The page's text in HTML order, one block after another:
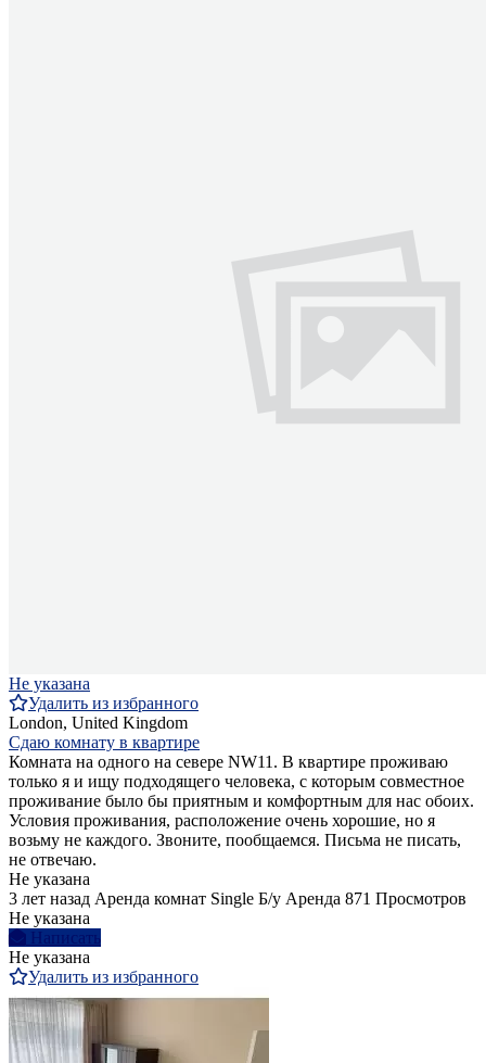
Не указана
Удалить из избранного
London, United Kingdom
Сдаю комнату в квартире
Комната на одного на севере NW11. В квартире проживаю
только я и ищу подходящего человека, с которым совместное
проживание было бы приятным и комфортным для нас обоих.
Условия проживания, расположение очень хорошие, но я
возьму не каждого. Звоните, пообщаемся. Письма не писать,
не отвечаю.
Не указана
3 лет назад Аренда комнат Single Б/у Аренда 871 Просмотров
Не указана
Написать
Не указана
Удалить из избранного